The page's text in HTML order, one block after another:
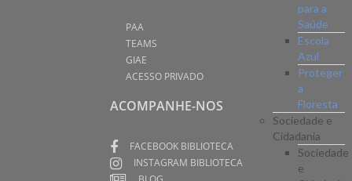
para a
Saúde
Escola
Azul
Proteger
a
Floresta
Sociedade e
Cidadania
Sociedade
e
PAA
TEAMS
GIAE
ACESSO PRIVADO
ACOMPANHE-NOS
FACEBOOK BIBLIOTECA
INSTAGRAM BIBLIOTECA